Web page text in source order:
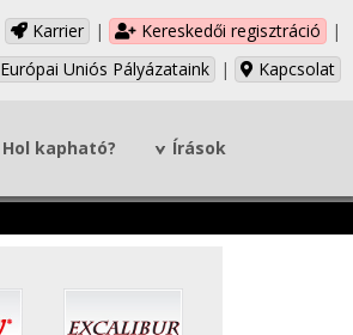
Karrier | Kereskedői regisztráció
|
Európai Uniós Pályázataink
| Kapcsolat
Hol kapható? Írások